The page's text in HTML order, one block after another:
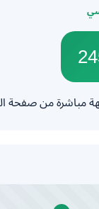
من صفحة الدليل.